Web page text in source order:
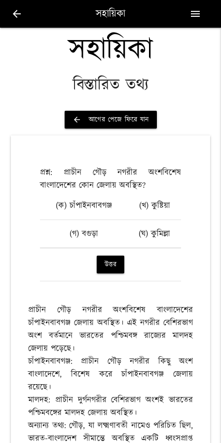
arrow_back সহায়িকা menu
সহায়িকা
বিস্তারিত তথ্য
arrow_back আগের পেজে ফিরে যান
প্রশ্ন: প্রাচীন গৌড় নগরীর অংশবিশেষ
বাংলাদেশের কোন জেলায় অবস্থিত?
(ক) চাঁপাইনবাবগঞ্জ
(খ) কুষ্টিয়া
(গ) বগুড়া (ঘ) কুমিল্লা
উত্তর
প্রাচীন গৌড় নগরীর অংশবিশেষ বাংলাদেশের
চাঁপাইনবাবগঞ্জ জেলায় অবস্থিত। এই নগরীর বেশিরভাগ
অংশ বর্তমানে ভারতের পশ্চিমবঙ্গ রাজ্যের মালদহ
জেলায় পড়েছে।
চাঁপাইনবাবগঞ্জ: প্রাচীন গৌড় নগরীর কিছু অংশ
বাংলাদেশে, বিশেষ করে চাঁপাইনবাবগঞ্জ জেলায়
রয়েছে।
মালদহ: প্রাচীন দুর্গনগরীর বেশিরভাগ অংশই ভারতের
পশ্চিমবঙ্গের মালদহ জেলায় অবস্থিত।
অন্যান্য তথ্য: গৌড়, যা লক্ষ্মণাবতী নামেও পরিচিত ছিল,
ভারত-বাংলাদেশ সীমান্তে অবস্থিত একটি ধ্বংসপ্রাপ্ত